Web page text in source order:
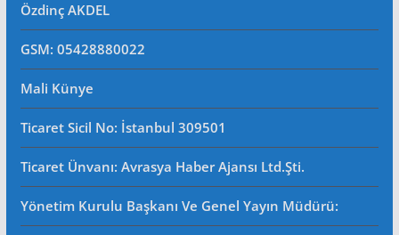
Özdinç AKDEL
GSM: 05428880022
Mali Künye
Ticaret Sicil No: İstanbul 309501
Ticaret Ünvanı: Avrasya Haber Ajansı Ltd.Şti.
Yönetim Kurulu Başkanı Ve Genel Yayın Müdürü: